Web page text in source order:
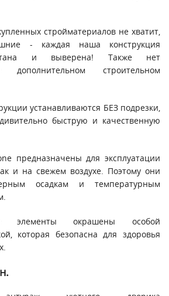
стройматериалов не хватит,
- каждая наша конструкция
и выверена! Также нет
дополнительном строительном
устанавливаются БЕЗ подрезки,
быструю и качественную
предназначены для эксплуатации
и на свежем воздухе. Поэтому они
осадкам и температурным
элементы окрашены особой
которая безопасна для здоровья